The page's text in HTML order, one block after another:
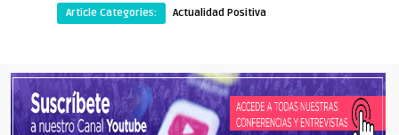
Article Categories: Actualidad Positiva